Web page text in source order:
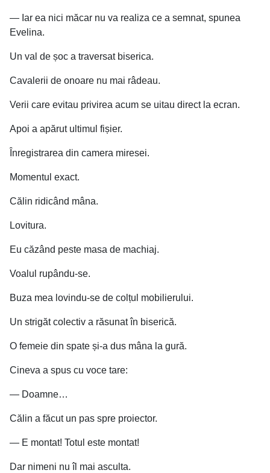
— Iar ea nici măcar nu va realiza ce a semnat, spunea
Evelina.
Un val de șoc a traversat biserica.
Cavalerii de onoare nu mai râdeau.
Verii care evitau privirea acum se uitau direct la ecran.
Apoi a apărut ultimul fișier.
Înregistrarea din camera miresei.
Momentul exact.
Călin ridicând mâna.
Lovitura.
Eu căzând peste masa de machiaj.
Voalul rupându-se.
Buza mea lovindu-se de colțul mobilierului.
Un strigăt colectiv a răsunat în biserică.
O femeie din spate și-a dus mâna la gură.
Cineva a spus cu voce tare:
— Doamne…
Călin a făcut un pas spre proiector.
— E montat! Totul este montat!
Dar nimeni nu îl mai asculta.